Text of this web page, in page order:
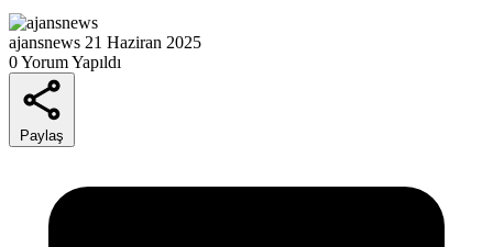
ajansnews 21 Haziran 2025
0 Yorum Yapıldı
Paylaş